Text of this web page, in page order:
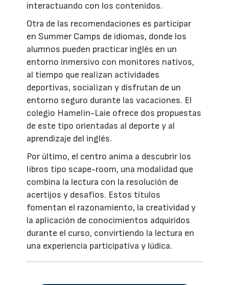
interactuando con los contenidos.
Otra de las recomendaciones es participar
en Summer Camps de idiomas, donde los
alumnos pueden practicar inglés en un
entorno inmersivo con monitores nativos,
al tiempo que realizan actividades
deportivas, socializan y disfrutan de un
entorno seguro durante las vacaciones. El
colegio Hamelin-Laie ofrece dos propuestas
de este tipo orientadas al deporte y al
aprendizaje del inglés.
Por último, el centro anima a descubrir los
libros tipo scape-room, una modalidad que
combina la lectura con la resolución de
acertijos y desafíos. Estos títulos
fomentan el razonamiento, la creatividad y
la aplicación de conocimientos adquiridos
durante el curso, convirtiendo la lectura en
una experiencia participativa y lúdica.